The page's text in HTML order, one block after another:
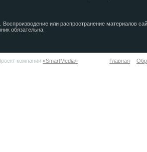
или распространение материалов
обязательна.
компании «SmartMedia» Главная